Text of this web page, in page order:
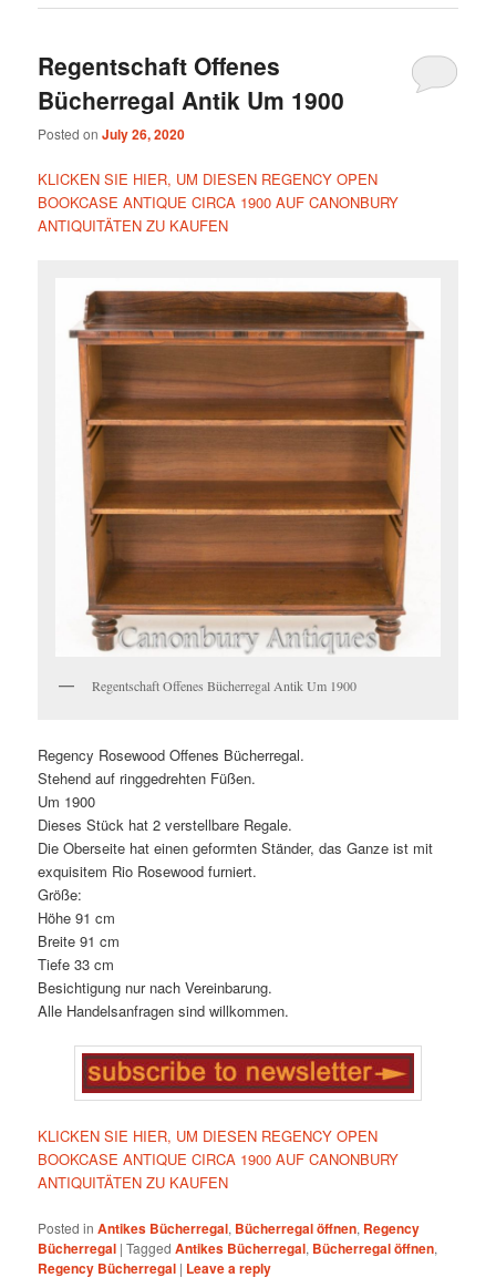
Regentschaft Offenes
Bücherregal Antik Um 1900
Posted onJuly 26, 2020
KLICKEN SIE HIER, UM DIESEN REGENCY OPEN
BOOKCASE ANTIQUE CIRCA 1900 AUF CANONBURY
ANTIQUITÄTEN ZU KAUFEN
Regentschaft Offenes Bücherregal Antik Um 1900
Regency Rosewood Offenes Bücherregal.
Stehend auf ringgedrehten Füßen.
Um 1900
Dieses Stück hat 2 verstellbare Regale.
Die Oberseite hat einen geformten Ständer, das Ganze ist mit
exquisitem Rio Rosewood furniert.
Größe:
Höhe 91 cm
Breite 91 cm
Tiefe 33 cm
Besichtigung nur nach Vereinbarung.
Alle Handelsanfragen sind willkommen.
KLICKEN SIE HIER, UM DIESEN REGENCY OPEN
BOOKCASE ANTIQUE CIRCA 1900 AUF CANONBURY
ANTIQUITÄTEN ZU KAUFEN
Posted in Antikes Bücherregal, Bücherregal öffnen, Regency
Bücherregal |Tagged Antikes Bücherregal, Bücherregal öffnen,
Regency Bücherregal | Leave a reply